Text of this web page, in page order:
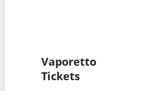
Vaporetto
Tickets